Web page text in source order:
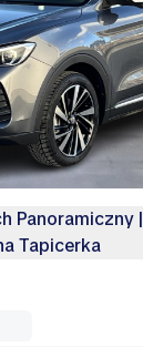
Panoramiczny |
Tapicerka